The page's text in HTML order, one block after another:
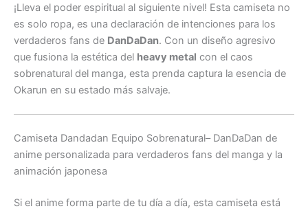
¡Lleva el poder espiritual al siguiente nivel! Esta camiseta no
es solo ropa, es una declaración de intenciones para los
verdaderos fans de DanDaDan. Con un diseño agresivo
que fusiona la estética del heavy metal con el caos
sobrenatural del manga, esta prenda captura la esencia de
Okarun en su estado más salvaje.
Camiseta Dandadan Equipo Sobrenatural– DanDaDan de
anime personalizada para verdaderos fans del manga y la
animación japonesa
Si el anime forma parte de tu día a día, esta camiseta está